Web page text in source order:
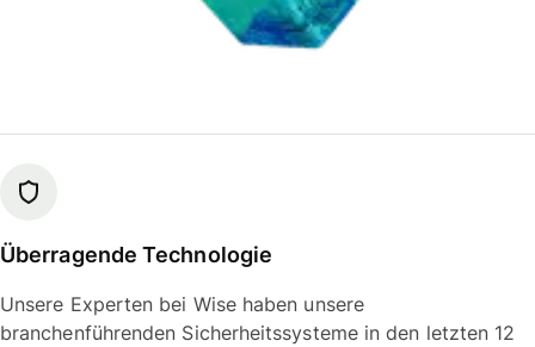
Überragende Technologie
Unsere Experten bei Wise haben unsere
branchenführenden Sicherheitssysteme in den letzten 12